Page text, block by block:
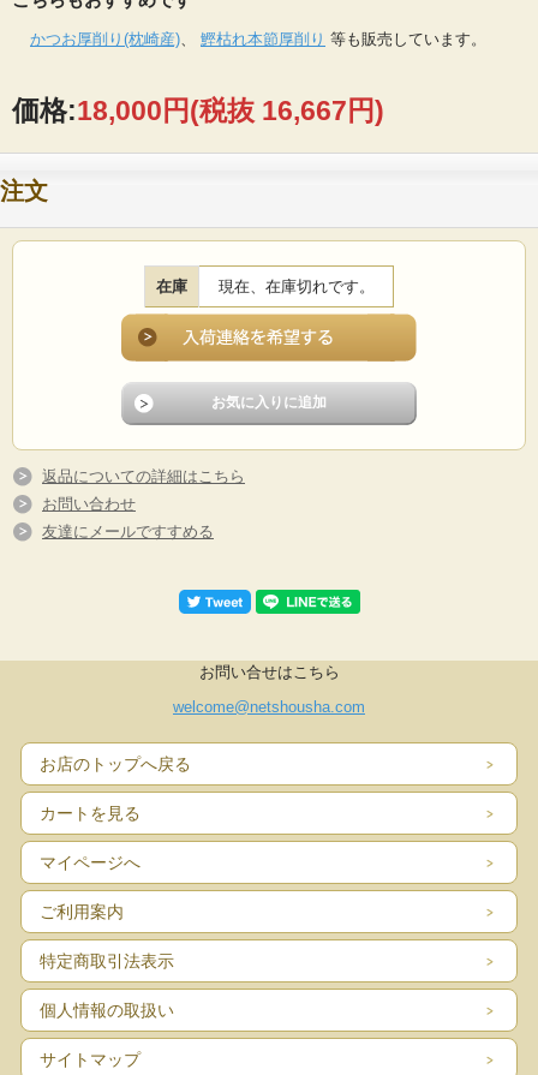
かつお厚削り(枕崎産) 鰹枯れ本節厚削り 等も販売しています。
価格:18,000円(税抜 16,667円)
注文
在庫 現在、在庫切れです。
返品についての詳細はこちら
お問い合わせ
友達にメールですすめる
お問い合せはこちら
welcome@netshousha.com
お店のトップへ戻る
カートを見る
マイページへ
ご利用案内
特定商取引法表示
個人情報の取扱い
サイトマップ